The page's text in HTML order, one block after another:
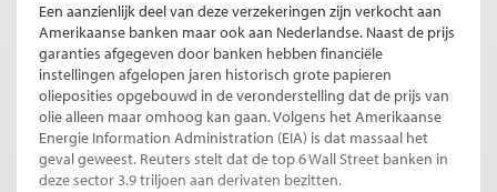
Een aanzienlijk deel van deze verzekeringen zijn verkocht aan
Amerikaanse banken maar ook aan Nederlandse. Naast de prijs
garanties afgegeven door banken hebben financiële
instellingen afgelopen jaren historisch grote papieren
olieposities opgebouwd in de veronderstelling dat de prijs van
olie alleen maar omhoog kan gaan. Volgens het Amerikaanse
Energie Information Administration (EIA) is dat massaal het
geval geweest. Reuters stelt dat de top 6 Wall Street banken in
deze sector 3.9 triljoen aan derivaten bezitten.